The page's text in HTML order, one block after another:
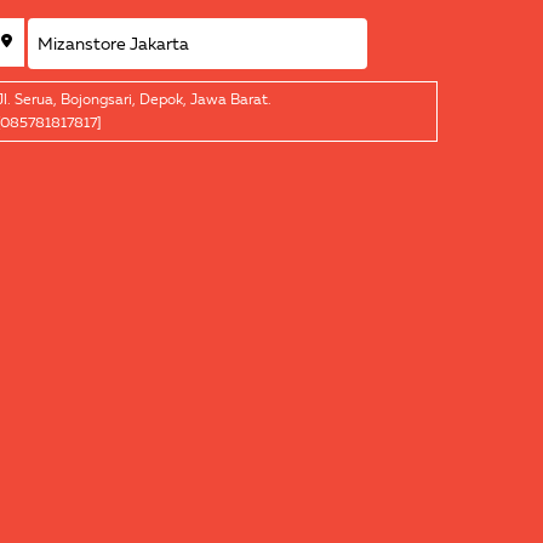
Serua, Bojongsari, Depok, Jawa Barat.
[085781817817]